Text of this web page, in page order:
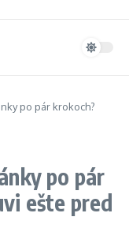
po pár krokoch?
po pár
ešte pred